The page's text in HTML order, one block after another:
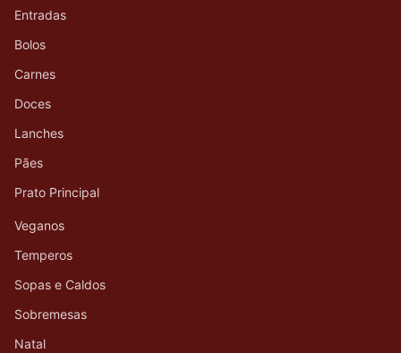
Entradas
Bolos
Carnes
Doces
Lanches
Pães
Prato Principal
Veganos
Temperos
Sopas e Caldos
Sobremesas
Natal